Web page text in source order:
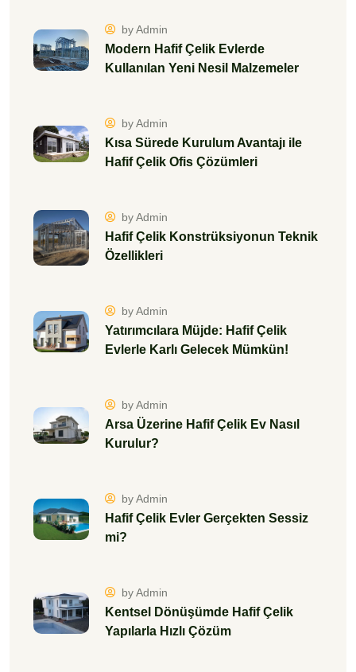
by Admin
Modern Hafif Çelik Evlerde
Kullanılan Yeni Nesil Malzemeler
by Admin
Kısa Sürede Kurulum Avantajı ile
Hafif Çelik Ofis Çözümleri
by Admin
Hafif Çelik Konstrüksiyonun Teknik
Özellikleri
by Admin
Yatırımcılara Müjde: Hafif Çelik
Evlerle Karlı Gelecek Mümkün!
by Admin
Arsa Üzerine Hafif Çelik Ev Nasıl
Kurulur?
by Admin
Hafif Çelik Evler Gerçekten Sessiz
mi?
by Admin
Kentsel Dönüşümde Hafif Çelik
Yapılarla Hızlı Çözüm